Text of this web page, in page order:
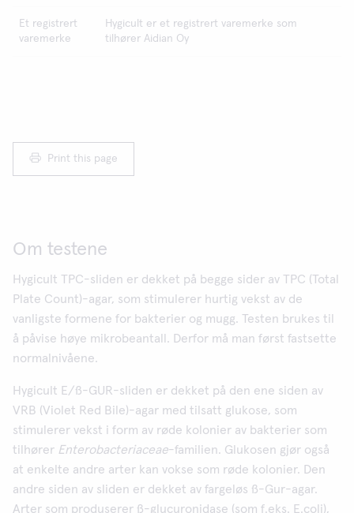
Et registrert
varemerke
Hygicult er et registrert varemerke som
tilhører Aidian Oy
Print this page
Om testene
Hygicult TPC-sliden er dekket på begge sider av TPC (Total
Plate Count)-agar, som stimulerer hurtig vekst av de
vanligste formene for bakterier og mugg. Testen brukes til
å påvise høye mikrobeantall. Derfor må man først fastsette
normalnivåene.
Hygicult E/ß-GUR-sliden er dekket på den ene siden av
VRB (Violet Red Bile)-agar med tilsatt glukose, som
stimulerer vekst i form av røde kolonier av bakterier som
tilhører Enterobacteriaceae-familien. Glukosen gjør også
at enkelte andre arter kan vokse som røde kolonier. Den
andre siden av sliden er dekket av fargeløs ß-Gur-agar.
Arter som produserer ß-glucuronidase (som f.eks. E.coli),